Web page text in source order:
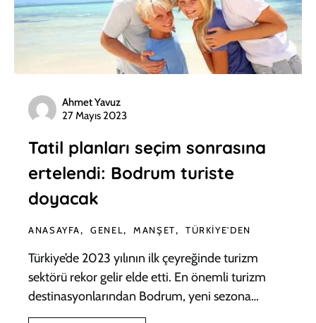
Ahmet Yavuz
27 Mayıs 2023
Tatil planları seçim sonrasına
ertelendi: Bodrum turiste
doyacak
ANASAYFA GENEL MANŞET TÜRKIYE'DEN
Türkiye’de 2023 yılının ilk çeyreğinde turizm
sektörü rekor gelir elde etti. En önemli turizm
destinasyonlarından Bodrum, yeni sezona…